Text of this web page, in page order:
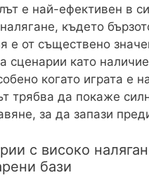
е най-ефективен в
където
е от съществено
сценарии като наличие
когато играта е
трябва да покаже
за да запази
с високо
бази